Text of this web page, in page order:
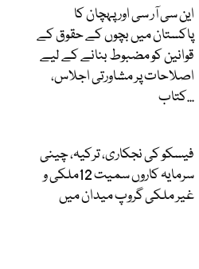
این سی آر سی اور پہچان کا
پاکستان میں بچوں کے حقوق کے
قوانین کو مضبوط بنانے کے لیے
اصلاحات پر مشاورتی اجلاس،
کتاب...
فیسکو کی نجکاری، ترکیہ، چینی
سرمایہ کاروں سمیت 12ملکی و
غیر ملکی گروپ میدان میں